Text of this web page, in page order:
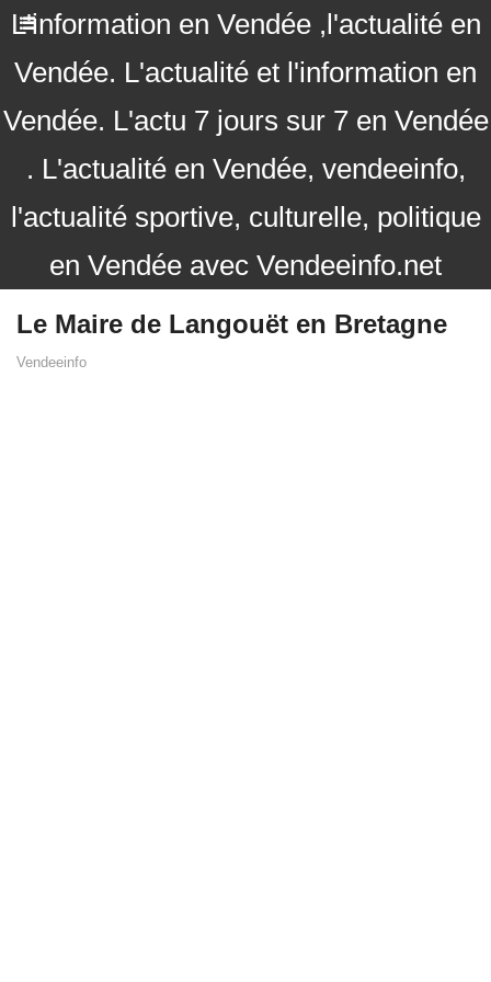
L'information en Vendée ,l'actualité en
Vendée. L'actualité et l'information en
Vendée. L'actu 7 jours sur 7 en Vendée
. L'actualité en Vendée, vendeeinfo,
l'actualité sportive, culturelle, politique
en Vendée avec Vendeeinfo.net
Le Maire de Langouët en Bretagne
Vendeeinfo